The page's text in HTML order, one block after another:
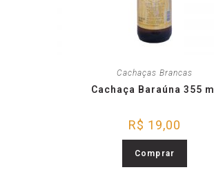
Cachaças Brancas
Cachaça Baraúna 355 ml
R$ 19,00
Comprar